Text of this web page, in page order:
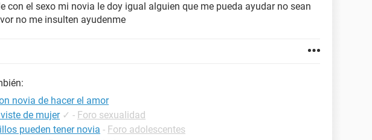
con el sexo mi novia le doy igual alguien que me pueda ayudar no sean
no me insulten ayudenme
novia de hacer el amor
de mujer ✓ - Foro sexualidad
pueden tener novia - Foro adolescentes